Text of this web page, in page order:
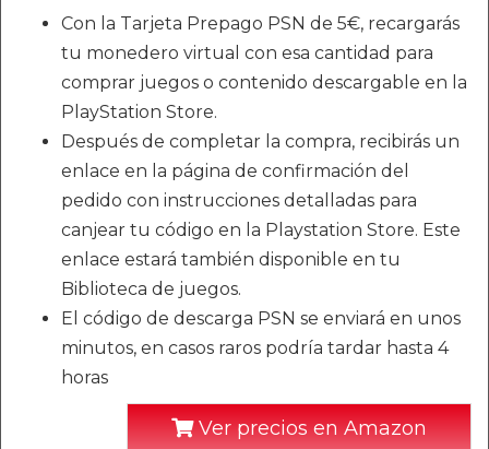
Con la Tarjeta Prepago PSN de 5€, recargarás
tu monedero virtual con esa cantidad para
comprar juegos o contenido descargable en la
PlayStation Store.
Después de completar la compra, recibirás un
enlace en la página de confirmación del
pedido con instrucciones detalladas para
canjear tu código en la Playstation Store. Este
enlace estará también disponible en tu
Biblioteca de juegos.
El código de descarga PSN se enviará en unos
minutos, en casos raros podría tardar hasta 4
horas
Ver precios en Amazon